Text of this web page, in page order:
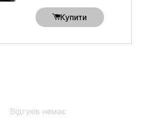
Купити
Відгуків немає